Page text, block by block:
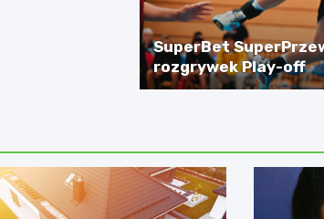
SuperBet
rozgrywek Play-off